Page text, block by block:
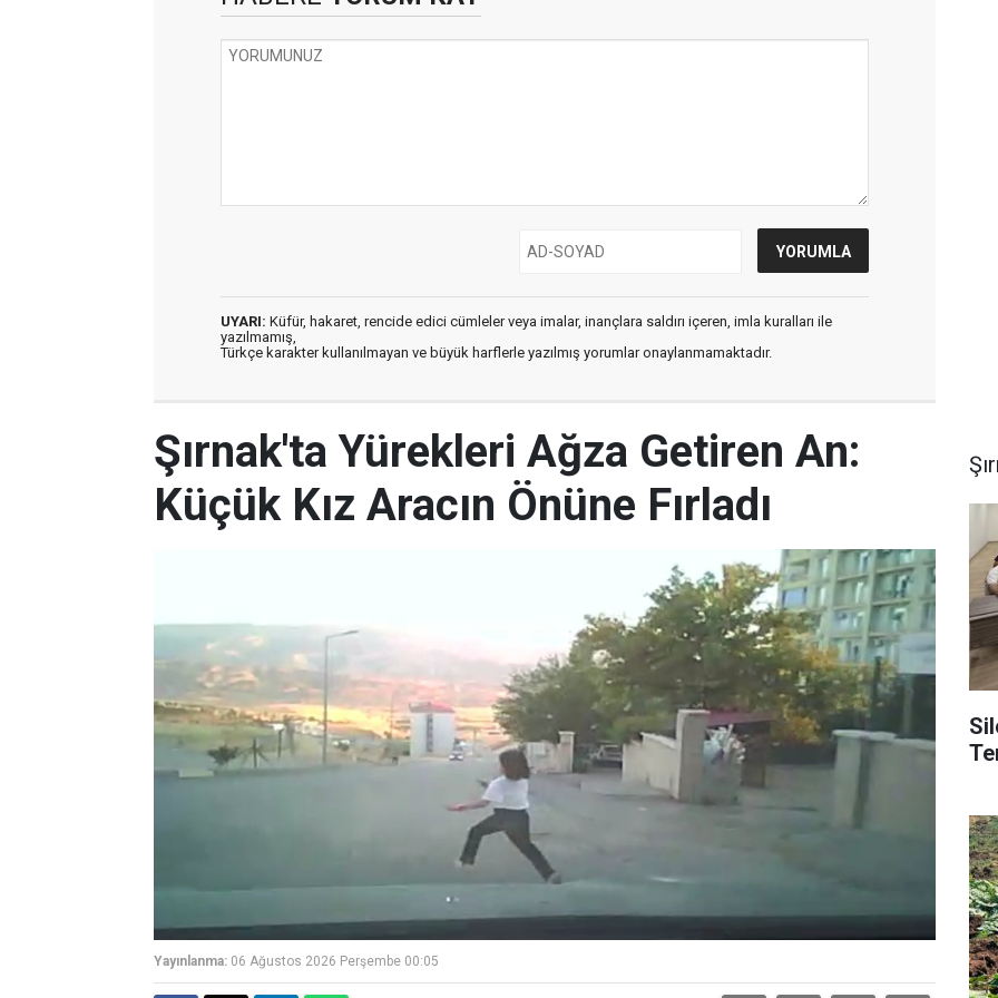
UYARI: Küfür, hakaret, rencide edici cümleler veya imalar, inançlara saldırı içeren, imla kuralları ile
yazılmamış,
Türkçe karakter kullanılmayan ve büyük harflerle yazılmış yorumlar onaylanmamaktadır.
Şırnak'ta Yürekleri Ağza Getiren An:
Küçük Kız Aracın Önüne Fırladı
Yayınlanma: 06 Ağustos 2026 Perşembe 00:05